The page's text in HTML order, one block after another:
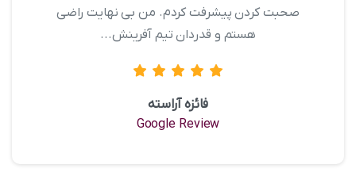
صحبت کردن پیشرفت کردم. من بی نهایت راضی
هستم و قدردان تیم آفرینش...
فائزه آراسته
Google Review